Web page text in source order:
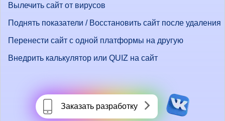
Вылечить сайт от вирусов
Поднять показатели / Восстановить сайт после удаления
Перенести сайт с одной платформы на другую
Внедрить калькулятор или QUIZ на сайт
Заказать разработку